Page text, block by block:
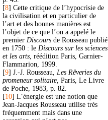
[8] Cette critique de l’hypocrisie de
la civilisation et en particulier de
l’art et des bonnes manières est
l’objet de ce que l’on a appelé le
premier Discours de Rousseau publié
en 1750 : le Discours sur les sciences
et les arts , réédition Paris, Garnier-
Flammarion, 1999.
[9] J.-J. Rousseau, Les Rêveries du
promeneur solitaire , Paris, Le Livre
de Poche, 1983, p. 82.
[10] L’énergie est une notion que
Jean-Jacques Rousseau utilise très
fréquemment mais dans une